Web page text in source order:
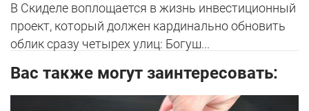
В Скиделе воплощается в жизнь инвестиционный
проект, который должен кардинально обновить
облик сразу четырех улиц: Богуш...
Вас также могут заинтересовать: